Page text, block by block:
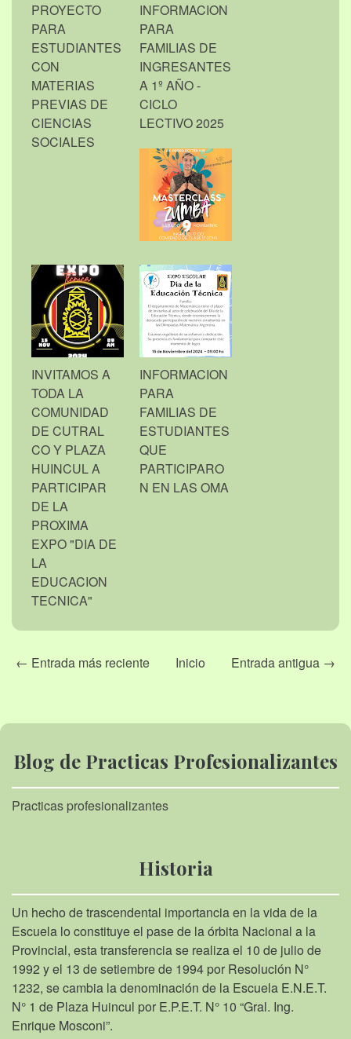
PROYECTO
PARA
ESTUDIANTES
CON
MATERIAS
PREVIAS DE
CIENCIAS
SOCIALES
INFORMACION
PARA
FAMILIAS DE
INGRESANTES
A 1º AÑO -
CICLO
LECTIVO 2025
INVITAMOS A
TODA LA
COMUNIDAD
DE CUTRAL
CO Y PLAZA
HUINCUL A
PARTICIPAR
DE LA
PROXIMA
EXPO "DIA DE
LA
EDUCACION
TECNICA"
INFORMACION
PARA
FAMILIAS DE
ESTUDIANTES
QUE
PARTICIPARO
N EN LAS OMA
← Entrada más reciente Entrada antigua →
Inicio
Blog de Practicas Profesionalizantes
Practicas profesionalizantes
Historia
Un hecho de trascendental importancia en la vida de la
Escuela lo constituye el pase de la órbita Nacional a la
Provincial, esta transferencia se realiza el 10 de julio de
1992 y el 13 de setiembre de 1994 por Resolución N°
1232, se cambia la denominación de la Escuela E.N.E.T.
N° 1 de Plaza Huincul por E.P.E.T. N° 10 “Gral. Ing.
Enrique Mosconi”.